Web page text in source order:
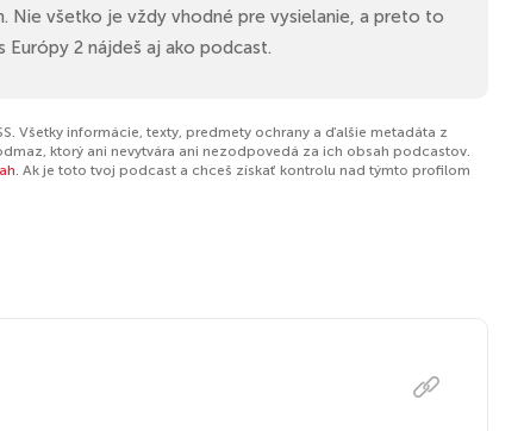
Nie všetko je vždy vhodné pre vysielanie, a preto to
Európy 2 nájdeš aj ako podcast.
Všetky informácie, texty, predmety ochrany a ďalšie metadáta z
ktorý ani nevytvára ani nezodpovedá za ich obsah podcastov.
. Ak je toto tvoj podcast a chceš získať kontrolu nad týmto profilom